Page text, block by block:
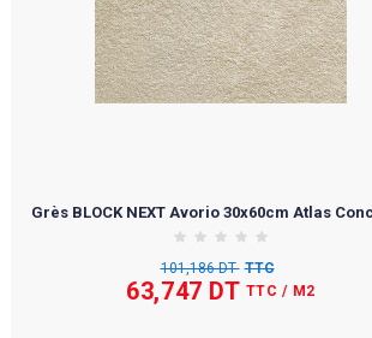
Grès BLOCK NEXT Avorio 30x60cm Atlas
101,186 DT TTC
63,747 DT TTC / M2